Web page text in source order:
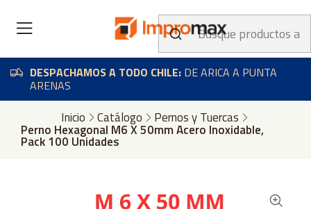
DESPACHAMOS A TODO CHILE: DE ARICA A PUNTA
ARENAS
Inicio Catálogo Pernos y Tuercas
Perno Hexagonal M6 X 50mm Acero Inoxidable,
Pack 100 Unidades